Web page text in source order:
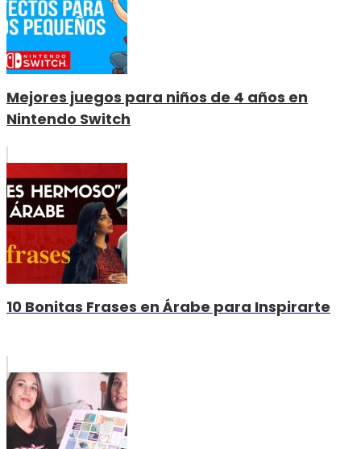
Mejores juegos para niños de 4 años en
Nintendo Switch
10 Bonitas Frases en Árabe para Inspirarte